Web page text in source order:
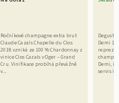
Ročníkové champagne extra brut
Claude Cazals Chapelle du Clos
2018 vzniká ze 100 % Chardonnay z
vinice Clos Cazals v Oger – Grand
Cru. Vinifikace probíhá převážně
v...
Demi
Demi,
servis i...